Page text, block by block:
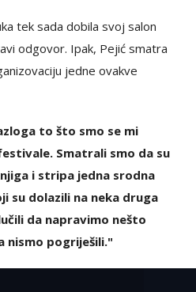
tek sada dobila svoj salon
odgovor. Ipak, Pejić smatra
jedne ovakve
to što smo se mi
Smatrali smo da su
i stripa jedna srodna
su dolazili na neka druga
da napravimo nešto
nismo pogriješili."